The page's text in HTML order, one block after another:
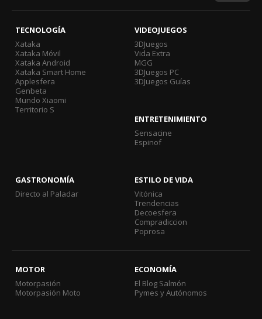
TECNOLOGÍA
Xataka
Xataka Móvil
Xataka Android
Xataka Smart Home
Applesfera
Genbeta
Mundo Xiaomi
Territorio S
VIDEOJUEGOS
3DJuegos
Vida Extra
MGG
3DJuegos PC
3DJuegos Guías
ENTRETENIMIENTO
Sensacine
Espinof
GASTRONOMÍA
Directo al Paladar
ESTILO DE VIDA
Vitónica
Trendencias
Decoesfera
Compradiccion
Poprosa
MOTOR
Motorpasión
Motorpasión Moto
ECONOMÍA
El Blog Salmón
Pymes y Autónomos